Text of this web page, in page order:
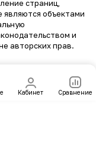
Кабинет Сравнение
страниц,
объектами
и
авторских прав.